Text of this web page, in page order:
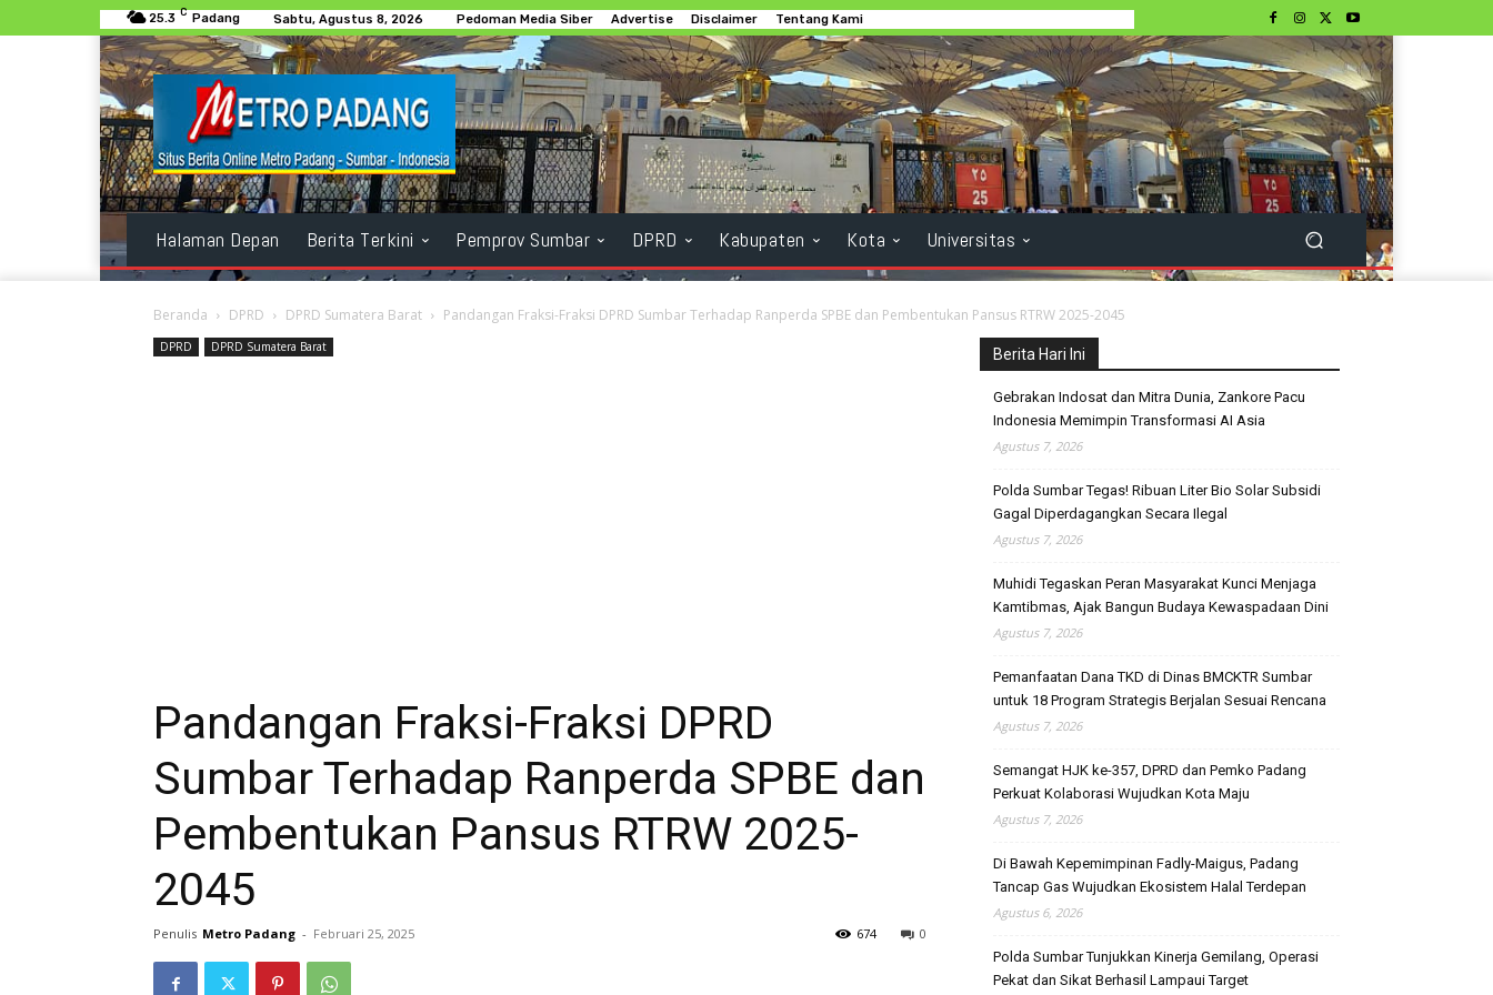
25.3 C Padang Sabtu, Agustus 8, 2026 Pedoman Media Siber Advertise Disclaimer Tentang Kami
Halaman Depan Berita Terkini Pemprov Sumbar DPRD Kabupaten Kota Universitas
Beranda DPRD DPRD Sumatera Barat Pandangan Fraksi-Fraksi DPRD Sumbar Terhadap Ranperda SPBE dan Pembentukan Pansus RTRW 2025-2045
DPRD DPRD Sumatera Barat
Pandangan Fraksi-Fraksi DPRD
Sumbar Terhadap Ranperda SPBE dan
Pembentukan Pansus RTRW 2025-
2045
Penulis Metro Padang - Februari 25, 2025 0
674
Berita Hari Ini
Gebrakan Indosat dan Mitra Dunia, Zankore Pacu
Indonesia Memimpin Transformasi AI Asia
Agustus 7, 2026
Polda Sumbar Tegas! Ribuan Liter Bio Solar Subsidi
Gagal Diperdagangkan Secara Ilegal
Agustus 7, 2026
Muhidi Tegaskan Peran Masyarakat Kunci Menjaga
Kamtibmas, Ajak Bangun Budaya Kewaspadaan Dini
Agustus 7, 2026
Pemanfaatan Dana TKD di Dinas BMCKTR Sumbar
untuk 18 Program Strategis Berjalan Sesuai Rencana
Agustus 7, 2026
Semangat HJK ke-357, DPRD dan Pemko Padang
Perkuat Kolaborasi Wujudkan Kota Maju
Agustus 7, 2026
Di Bawah Kepemimpinan Fadly-Maigus, Padang
Tancap Gas Wujudkan Ekosistem Halal Terdepan
Agustus 6, 2026
Polda Sumbar Tunjukkan Kinerja Gemilang, Operasi
Pekat dan Sikat Berhasil Lampaui Target